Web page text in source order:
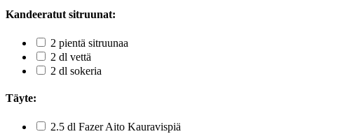
Kandeeratut sitruunat:
2 pientä sitruunaa
2 dl vettä
2 dl sokeria
Täyte:
2.5 dl Fazer Aito Kauravispiä